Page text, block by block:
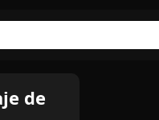
de